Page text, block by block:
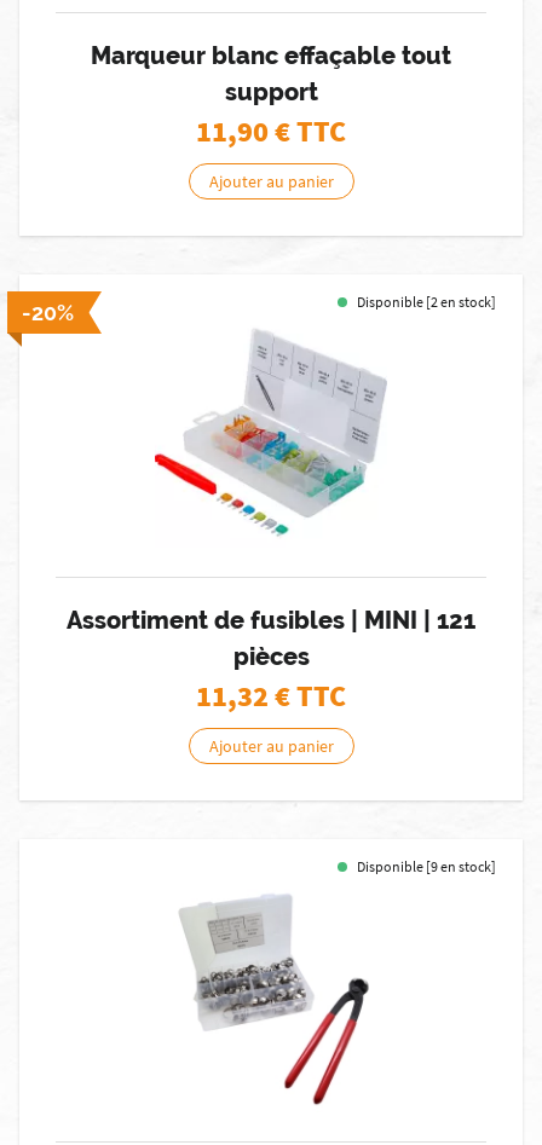
Marqueur blanc effaçable tout
support
11,90€ TTC
Ajouter au panier
-20% Disponible [2 en stock]
Assortiment de fusibles | MINI | 121
pièces
11,32€ TTC
Ajouter au panier
Disponible [9 en stock]